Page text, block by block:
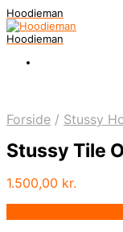
Hoodieman
Hoodieman
Forside / Stussy
Stussy Tile
1.500,00 kr.